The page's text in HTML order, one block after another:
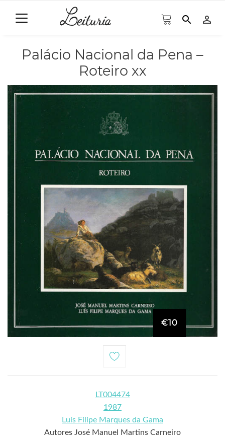
search person_outline
Palácio Nacional da Pena –
Roteiro xx
€10
LT004474
1987
Luís Filipe Marques da Gama
Autores José Manuel Martins Carneiro